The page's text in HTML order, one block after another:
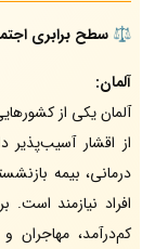
⚖️ سطح برابری
آلمان:
آلمان یکی از
از اقشار آسیب‌پذیر
درمانی، بیمه
افراد نیازمند است.
کم‌درآمد، مهاجران